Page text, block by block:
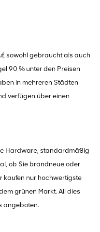
sowohl gebraucht als auch
90 % unter den Preisen
in mehreren Städten
verfügen über einen
Hardware, standardmäßig
ob Sie brandneue oder
kaufen nur hochwertigste
grünen Markt. All dies
angeboten.